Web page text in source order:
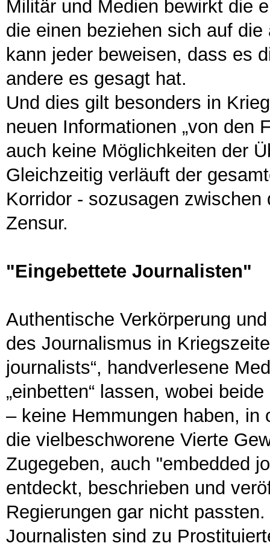
Militär und Medien bewirkt die
die einen beziehen sich auf
kann jeder beweisen, dass es
andere es gesagt hat.
Und dies gilt besonders in
neuen Informationen „von den
auch keine Möglichkeiten der
Gleichzeitig verläuft der
Korridor - sozusagen
Zensur.
"Eingebettete Journalisten"
Authentische Verkörperung
des Journalismus in
journalists“, handverlesene
„einbetten“ lassen, wobei
– keine Hemmungen haben,
die vielbeschworene Vierte
Zugegeben, auch "embedded
entdeckt, beschrieben und
Regierungen gar nicht
Journalisten sind zu